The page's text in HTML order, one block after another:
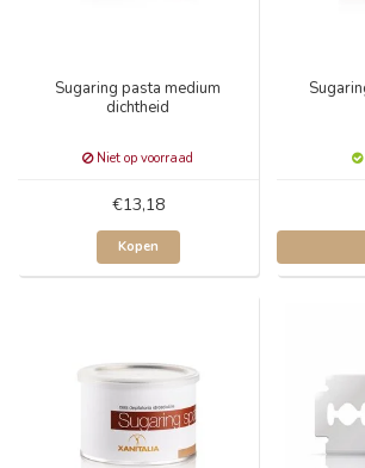
Sugaring pasta medium
dichtheid
Niet op voorraad
€13,18
Kopen